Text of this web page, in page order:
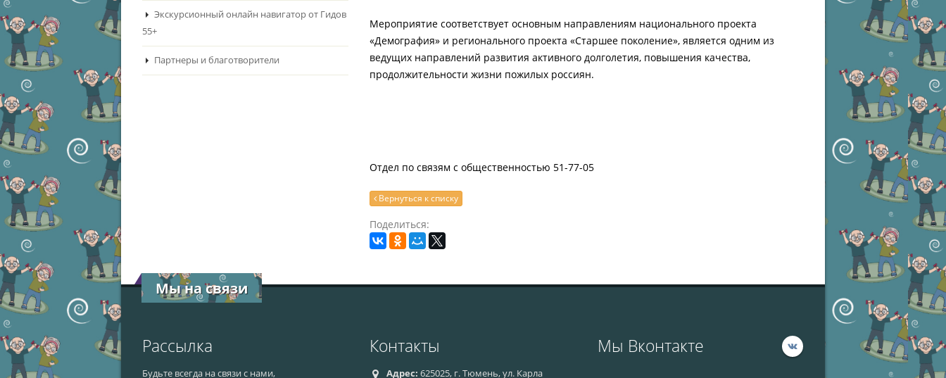
Экскурсионный онлайн навигатор от Гидов
55+
Партнеры и благотворители
Мероприятие соответствует основным направлениям национального проекта
«Демография» и регионального проекта «Старшее поколение», является одним из
ведущих направлений развития активного долголетия, повышения качества,
продолжительности жизни пожилых россиян.
Отдел по связям с общественностью 51-77-05
Вернуться к списку
Поделиться:
Мы на связи
Рассылка
Будьте всегда на связи с нами,
Контакты
Адрес: 625025, г. Тюмень, ул. Карла
Мы Вконтакте